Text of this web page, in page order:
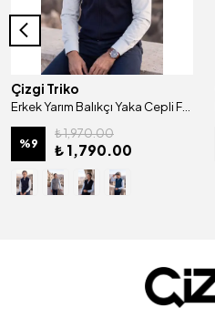
Çizgi Triko
Erkek Yarım Balıkçı Yaka Cepli Fermuarlı Yelek Klasik Kalıp - 5200J
%9
₺ 1,970.00
₺ 1,790.00